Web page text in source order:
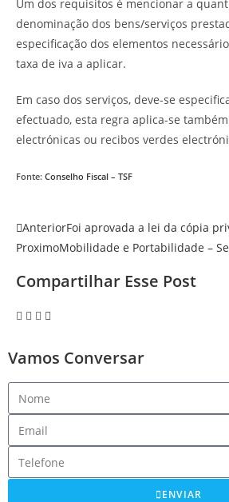
Um dos requisitos é mencionar a
denominação dos bens/serviços
especificação dos elementos
taxa de iva a aplicar.
Em caso dos serviços, deve-se
efectuado, esta regra aplica-se
electrónicas ou recibos verdes
Fonte: Conselho Fiscal – TSF
AnteriorFoi aprovada a lei da cópia
ProximoMobilidade e Portabilidade –
Compartilhar Esse Post
Vamos Conversar
ENVIAR